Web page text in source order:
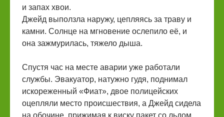
и запах хвои.
Джейд выползла наружу, цепляясь за траву и
камни. Солнце на мгновение ослепило её, и
она зажмурилась, тяжело дыша.
Спустя час на месте аварии уже работали
службы. Эвакуатор, натужно гудя, поднимал
искореженный «Фиат», двое полицейских
оцепляли место происшествия, а Джейд сидела
на обочине, прижимая к виску пакет со льдом,